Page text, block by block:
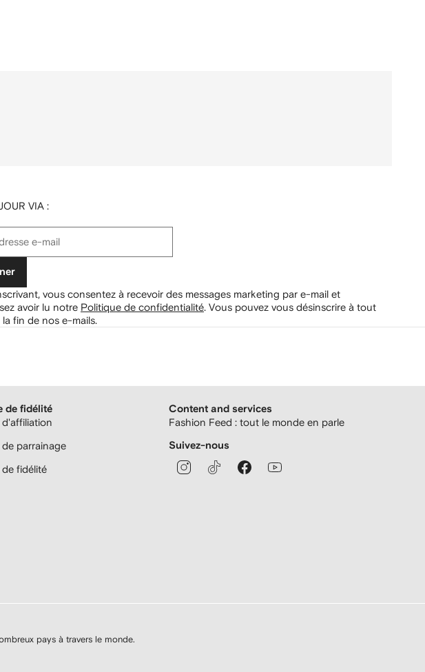
VIA :
vous consentez à recevoir des messages marketing par e-mail et
avoir lu notre Politique de confidentialité Vous pouvez vous désinscrire à tout
fin de nos e-mails.
de fidélité
d'affiliation
parrainage
de fidélité
Content and services
Fashion Feed : tout le monde en parle
Suivez-nous
pays à travers le monde.